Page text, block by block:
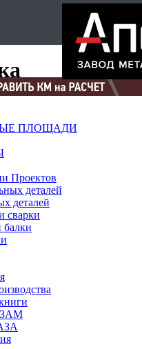
ПЛОЩАДИ
Проектов
деталей
деталей
сварки
балки